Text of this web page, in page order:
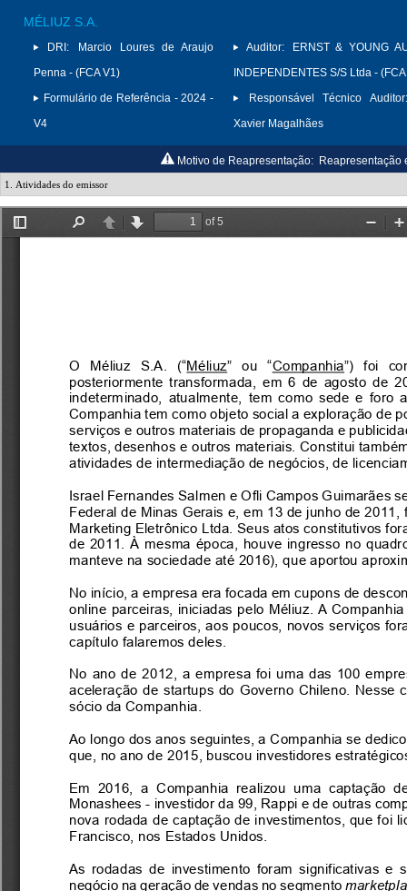
MÉLIUZ S.A.
DRI:
Marcio Loures de Araujo
Penna - (FCA V1)
Formulário de Referência - 2024 -
V4
Auditor:
ERNST & YOUNG
INDEPENDENTES S/S Ltda -
Responsável Técnico Auditor:
Xavier Magalhães
Motivo de Reapresentação: Reapresentação